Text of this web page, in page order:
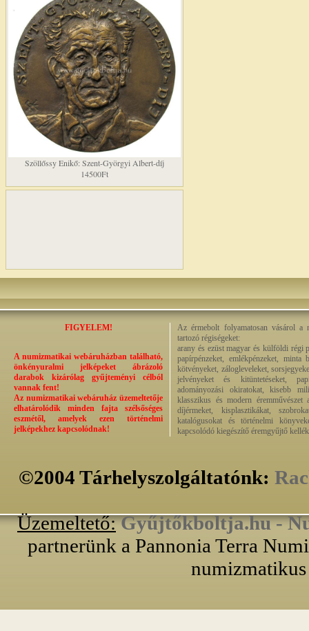
Szöllőssy Enikő: Szent-Györgyi Albert-díj
14500Ft
FIGYELEM!
A numizmatikai webáruházban található,
önkényuralmi jelképeket ábrázoló
darabok kizárólag gyűjteményi célból
vannak fent!
Az numizmatikai webáruház üzemeltetője
elhatárolódik minden fajta szélsőséges
eszmétől, amelyek ezen történelmi
jelképekhez kapcsolódnak!
Az érmebolt folyamatosan vásárol a
tartozó régiségeket:
arany és ezüst magyar és külföldi régi
papírpénzeket, emlékpénzeket, minta
kötvényeket, zálogleveleket,
jelvényeket és kitüntetéseket,
adományozási okiratokat, kisebb
klasszikus és modern éremművészet
díjérmeket, kisplasztikákat,
katalógusokat és történelmi
kapcsolódó kiegészítő éremgyűjtő
©2004 Tárhelyszolgáltatónk:
Üzemeltető: Gyűjtőkboltja.hu -
partnerünk a Pannonia Terra
numizmatikus